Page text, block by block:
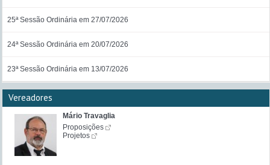
25ª Sessão Ordinária em 27/07/2026
24ª Sessão Ordinária em 20/07/2026
23ª Sessão Ordinária em 13/07/2026
Vereadores
Mário Travaglia
Proposições
Projetos